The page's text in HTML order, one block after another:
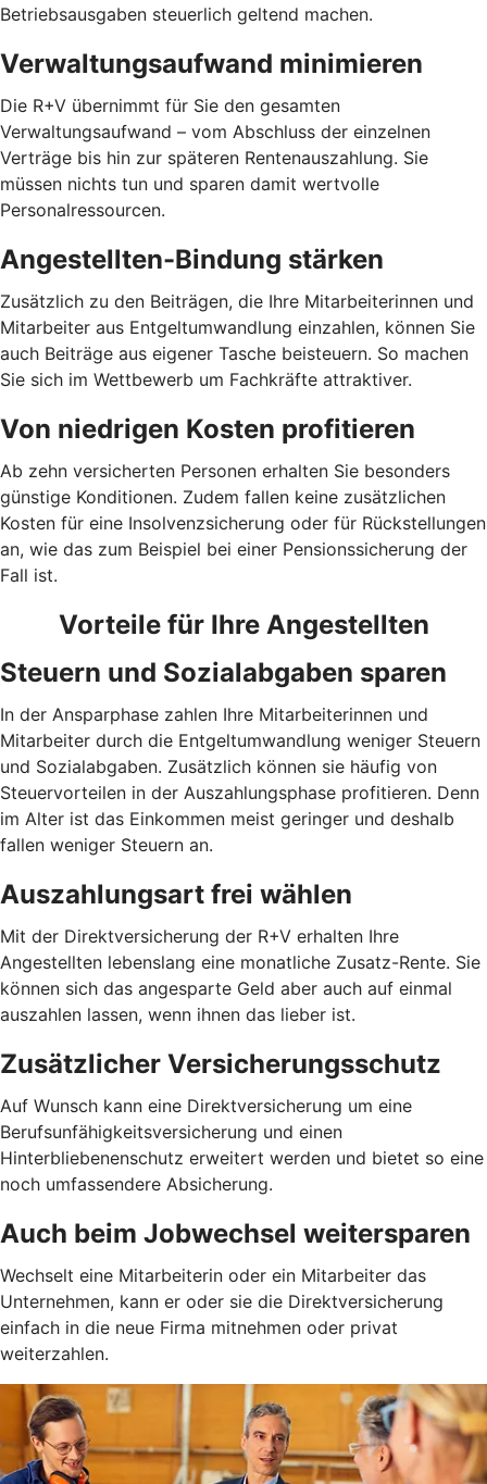
Betriebsausgaben steuerlich geltend machen.
Verwaltungsaufwand minimieren
Die R+V übernimmt für Sie den gesamten
Verwaltungsaufwand – vom Abschluss der einzelnen
Verträge bis hin zur späteren Rentenauszahlung. Sie
müssen nichts tun und sparen damit wertvolle
Personalressourcen.
Angestellten-Bindung stärken
Zusätzlich zu den Beiträgen, die Ihre Mitarbeiterinnen und
Mitarbeiter aus Entgeltumwandlung einzahlen, können Sie
auch Beiträge aus eigener Tasche beisteuern. So machen
Sie sich im Wettbewerb um Fachkräfte attraktiver.
Von niedrigen Kosten profitieren
Ab zehn versicherten Personen erhalten Sie besonders
günstige Konditionen. Zudem fallen keine zusätzlichen
Kosten für eine Insolvenzsicherung oder für Rückstellungen
an, wie das zum Beispiel bei einer Pensionssicherung der
Fall ist.
Vorteile für Ihre Angestellten
Steuern und Sozialabgaben sparen
In der Ansparphase zahlen Ihre Mitarbeiterinnen und
Mitarbeiter durch die Entgeltumwandlung weniger Steuern
und Sozialabgaben. Zusätzlich können sie häufig von
Steuervorteilen in der Auszahlungsphase profitieren. Denn
im Alter ist das Einkommen meist geringer und deshalb
fallen weniger Steuern an.
Auszahlungsart frei wählen
Mit der Direktversicherung der R+V erhalten Ihre
Angestellten lebenslang eine monatliche Zusatz-Rente. Sie
können sich das angesparte Geld aber auch auf einmal
auszahlen lassen, wenn ihnen das lieber ist.
Zusätzlicher Versicherungsschutz
Auf Wunsch kann eine Direktversicherung um eine
Berufsunfähigkeitsversicherung und einen
Hinterbliebenenschutz erweitert werden und bietet so eine
noch umfassendere Absicherung.
Auch beim Jobwechsel weitersparen
Wechselt eine Mitarbeiterin oder ein Mitarbeiter das
Unternehmen, kann er oder sie die Direktversicherung
einfach in die neue Firma mitnehmen oder privat
weiterzahlen.